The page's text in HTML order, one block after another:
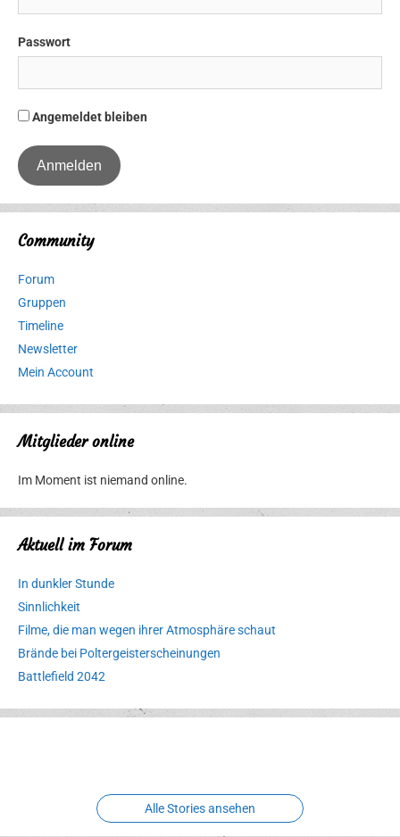
Passwort
Angemeldet bleiben
Community
Forum
Gruppen
Timeline
Newsletter
Mein Account
Mitglieder online
Im Moment ist niemand online.
Aktuell im Forum
In dunkler Stunde
Sinnlichkeit
Filme, die man wegen ihrer Atmosphäre schaut
Brände bei Poltergeisterscheinungen
Battlefield 2042
Erlebnispark
Verbotene
Alle Stories ansehen